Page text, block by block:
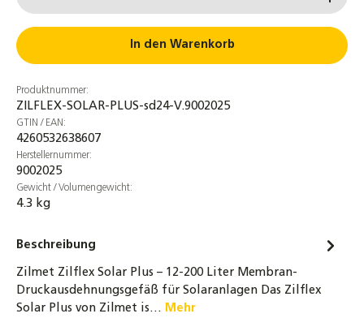
Wandhalterung für Ausdehnungsgefäße
bis 40 Liter inkl. Doppelrückflußverhinderer
13,90 €
Anschlussrohr für Ausdehnungsgefäße
DN16 - 80 / 120 / 180 cm für ADG
19,90 €
ZILMET Vorschaltgefäß VSG 5 L – 18 L für
45,90 €
In den Warenkorb
Produktnummer:
ZILFLEX-SOLAR-PLUS-sd24-V.9002025
GTIN / EAN:
4260532638607
Herstellernummer:
9002025
Gewicht / Volumengewicht:
4.3 kg
Beschreibung
Zilmet Zilflex Solar Plus – 12-200 Liter Membran-
Druckausdehnungsgefäß für Solaranlagen Das Zilflex
Solar Plus von Zilmet is… Mehr